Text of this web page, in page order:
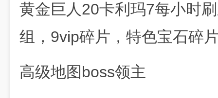
黄金巨人20卡利玛7每小时
组，9vip碎片，特色宝石碎
高级地图boss领主